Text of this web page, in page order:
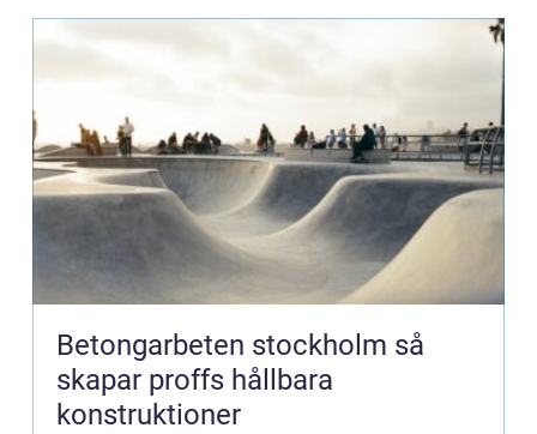
Betongarbeten stockholm så
skapar proffs hållbara
konstruktioner